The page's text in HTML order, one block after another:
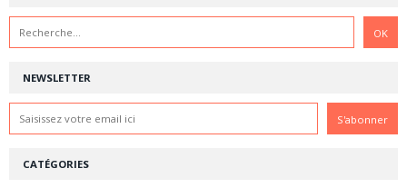
NEWSLETTER
CATÉGORIES